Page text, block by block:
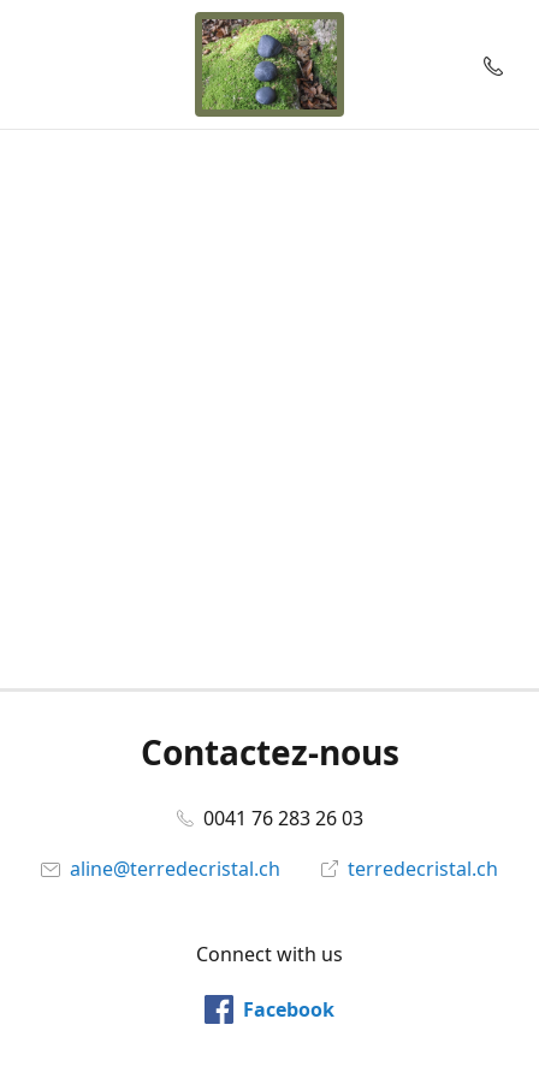
Contactez-nous
0041 76 283 26 03
aline@terredecristal.ch
terredecristal.ch
Connect with us
Facebook